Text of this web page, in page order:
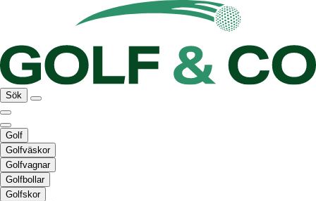
Sök
Golf
Golfväskor
Golfvagnar
Golfbollar
Golfskor